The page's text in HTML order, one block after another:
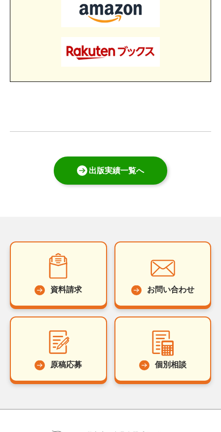
出版実績一覧へ
資料請求 お問い合わせ
原稿応募 個別相談